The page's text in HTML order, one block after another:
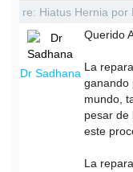
re: Hiatus Hernia por
Dr Sadhana
Querido
La
ganando
mundo,
pesar de
este
La